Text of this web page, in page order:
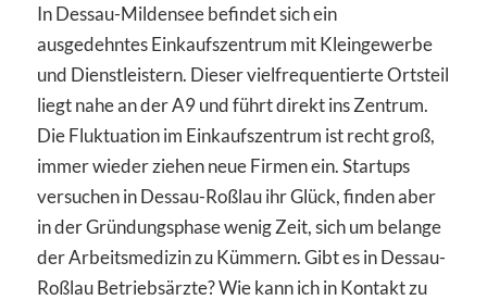
In Dessau-Mildensee befindet sich ein
ausgedehntes Einkaufszentrum mit Kleingewerbe
und Dienstleistern. Dieser vielfrequentierte Ortsteil
liegt nahe an der A9 und führt direkt ins Zentrum.
Die Fluktuation im Einkaufszentrum ist recht groß,
immer wieder ziehen neue Firmen ein. Startups
versuchen in Dessau-Roßlau ihr Glück, finden aber
in der Gründungsphase wenig Zeit, sich um belange
der Arbeitsmedizin zu Kümmern. Gibt es in Dessau-
Roßlau Betriebsärzte? Wie kann ich in Kontakt zu